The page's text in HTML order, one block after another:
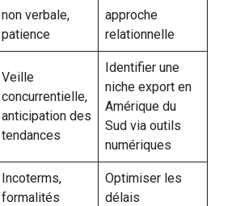
non verbale,
patience
approche
relationnelle
Veille
concurrentielle,
anticipation des
tendances
Identifier une
niche export en
Amérique du
Sud via outils
numériques
Incoterms,
formalités
Optimiser les
délais